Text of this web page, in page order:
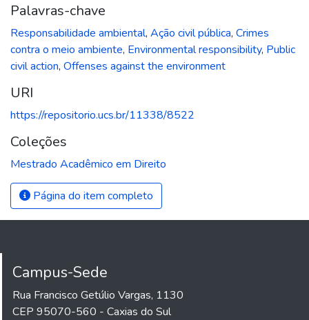
Palavras-chave
Responsabilidade ambiental, Ação civil pública, Crimes
contra o meio ambiente, Environmental responsibility, Public
civil action, Offenses against the environment
URI
https://repositorio.ucs.br/11338/8522
Coleções
Mestrado Acadêmico em Direito
Página do item completo
Campus-Sede
Rua Francisco Getúlio Vargas, 1130
CEP 95070-560 - Caxias do Sul